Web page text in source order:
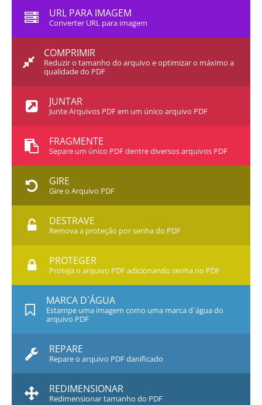
URL PARA IMAGEM
Converter URL para imagem
COMPRIMIR
Reduzir o tamanho do arquivo e optimizar o máximo a
qualidade do PDF
JUNTAR
Junte Arquivos PDF em um único arquivo PDF
FRAGMENTE
Separe um único PDF dentre diversos arquivos PDF
GIRE
Gire o Arquivo PDF
DESTRAVE
Remova a proteção por senha do PDF
PROTEGER
Proteja o arquivo PDF adicionando senha no PDF
MARCA D`ÁGUA
Estampe uma imagem como uma marca d`água do
arquivo PDF
REPARE
Repare o arquivo PDF danificado
REDIMENSIONAR
Redimensionar tamanho do PDF